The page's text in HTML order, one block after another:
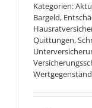
Kategorien:
Bargeld,
Quittungen,